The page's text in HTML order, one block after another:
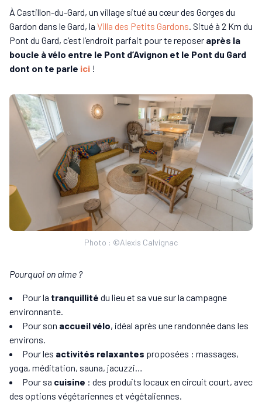
À Castillon-du-Gard, un village situé au cœur des Gorges du
Gardon dans le Gard, la Villa des Petits Gardons . Situé à 2 Km du
Pont du Gard, c’est l’endroit parfait pour te reposer après la
boucle à vélo entre le Pont d’Avignon et le Pont du Gard
dont on te parle ici !
Photo : ©Alexis Calvignac
Pourquoi on aime ?
Pour la tranquillité du lieu et sa vue sur la campagne
environnante.
Pour son accueil vélo, idéal après une randonnée dans les
environs.
Pour les activités relaxantes proposées : massages,
yoga, méditation, sauna, jacuzzi…
Pour sa cuisine : des produits locaux en circuit court, avec
des options végétariennes et végétaliennes.